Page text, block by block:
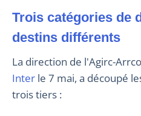
Trois catégories de
destins différents
La direction de l'Agirc-
Inter le 7 mai, a découpé
trois tiers :